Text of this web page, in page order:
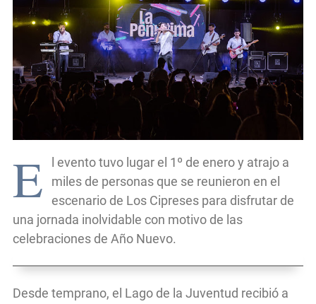
E
l evento tuvo lugar el 1º de enero y atrajo a
miles de personas que se reunieron en el
escenario de Los Cipreses para disfrutar de
una jornada inolvidable con motivo de las
celebraciones de Año Nuevo.
Desde temprano, el Lago de la Juventud recibió a